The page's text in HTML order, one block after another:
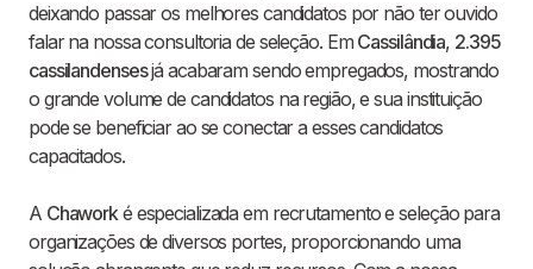
deixando passar os melhores candidatos por não ter ouvido
falar na nossa consultoria de seleção. Em Cassilândia, 2.395
cassilandensesjá acabaram sendo empregados, mostrando
o grande volume de candidatos na região, e sua instituição
pode se beneficiar ao se conectar a esses candidatos
capacitados.
A Chaworké especializada em recrutamento e seleção para
organizações de diversos portes, proporcionando uma